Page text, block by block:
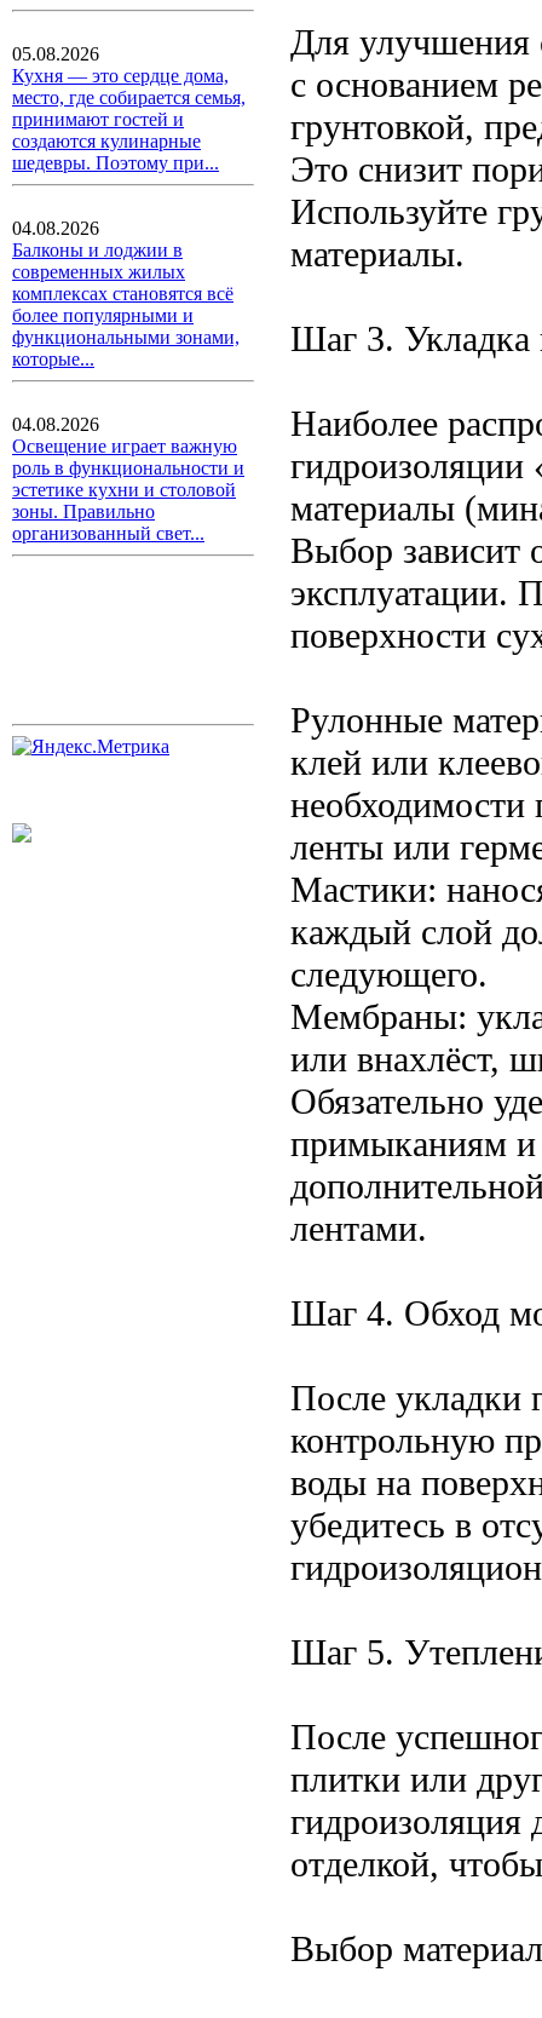
05.08.2026
Кухня — это сердце дома,
место, где собирается семья,
принимают гостей и
создаются кулинарные
шедевры. Поэтому при...
04.08.2026
Балконы и лоджии в
современных жилых
комплексах становятся всё
более популярными и
функциональными зонами,
которые...
04.08.2026
Освещение играет важную
роль в функциональности и
эстетике кухни и столовой
зоны. Правильно
организованный свет...
Для улучшения
с основанием
грунтовкой,
Это снизит
Используйте
материалы.
Шаг 3. Укладка
Наиболее
материалы
Выбор зависит
эксплуатации.
поверхности
Рулонные
клей или
ленты или
Мастики:
каждый слой
следующего.
Мембраны:
или внахлёст,
Обязательно
примыканиям
лентами.
Шаг 4. Обход
После укладки
контрольную
воды на
убедитесь в
Шаг 5.
После
плитки или
отделкой,
Выбор